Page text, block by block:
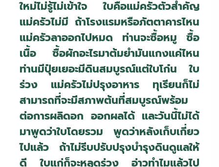
ใหม่ไม่รู้ไม่เข้าใจ ใบคือแม่ครัวตัวสำคัญ
แม่ครัวไม่มี ถ้าโรงแรมหรือภัตตาคารไหน
แม่ครัวลาออกไปหมด ท่านจะซื้อหมู ซื้อ
เนื้อ ซื้อผักอะไรมาต้มยำมันแกงแค่ไหน
ท่านมีปุ๋ยเยอะมีดินสมบูรณ์แต่ใบโก๋น ใบ
ร่วง แม่ครัวไม่ปรุงอาหาร ทุเรียนก็ไม่
สามารถที่จะมีสภาพต้นที่สมบูรณ์พร้อม
ต่อการผลิดอก ออกผลได้ และวันนี้ไม่ได้
มาพูดว่าใบโดยรวม พูดว่าหลังเก็บเกี่ยว
ไปแล้ว ถ้าไม่รีบปรับปรุงบำรุงดินดูแลให้
ดี ใบแก่ก็จะหลุดร่วง อ่าวทำไมแล้วไป